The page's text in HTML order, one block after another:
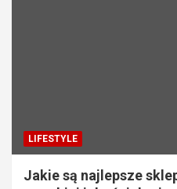
LIFESTYLE
Jakie są najlepsze